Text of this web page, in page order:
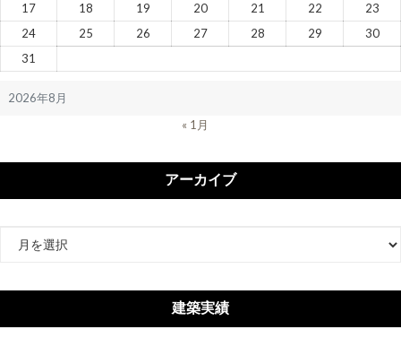
2026年8月
17
18 19 20 21 22
23
24
25 26 27 28 29
30
31
« 1月
アーカイブ
イ
建築実績